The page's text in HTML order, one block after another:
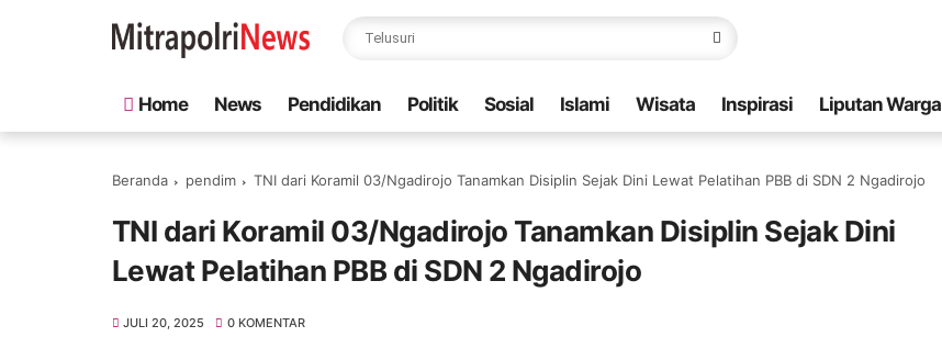
Home News Pendidikan Politik Sosial Islami Wisata Inspirasi Liputan Warga
Beranda pendim TNI dari Koramil 03/Ngadirojo Tanamkan Disiplin Sejak Dini Lewat Pelatihan PBB di SDN 2 Ngadirojo
TNI dari Koramil 03/Ngadirojo Tanamkan Disiplin Sejak Dini
Lewat Pelatihan PBB di SDN 2 Ngadirojo
JULI 20, 2025 0 KOMENTAR